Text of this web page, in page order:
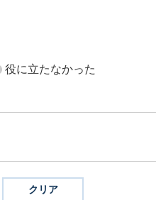
役に立たなかった